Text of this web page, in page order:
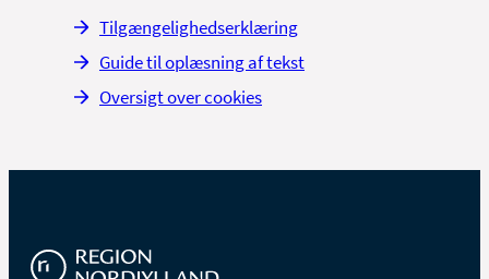
Tilgængelighedserklæring
Guide til oplæsning af tekst
Oversigt over cookies